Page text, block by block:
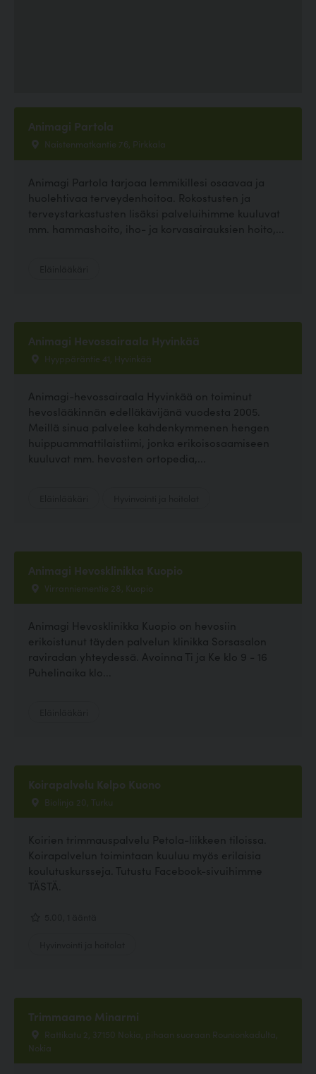
Animagi Partola
Naistenmatkantie 76, Pirkkala
Animagi Partola tarjoaa lemmikillesi osaavaa ja
huolehtivaa terveydenhoitoa. Rokostusten ja
terveystarkastusten lisäksi palveluihimme kuuluvat
mm. hammashoito, iho- ja korvasairauksien hoito,...
Animagi Hevossairaala Hyvinkää
Hyyppäräntie 41, Hyvinkää
Animagi-hevossairaala Hyvinkää on toiminut
hevoslääkinnän edelläkävijänä vuodesta 2005.
Meillä sinua palvelee kahdenkymmenen hengen
huippuammattilaistiimi, jonka erikoisosaamiseen
kuuluvat mm. hevosten ortopedia,...
Animagi Hevosklinikka Kuopio
Virranniementie 28, Kuopio
Animagi Hevosklinikka Kuopio on hevosiin
erikoistunut täyden palvelun klinikka Sorsasalon
raviradan yhteydessä. Avoinna Ti ja Ke klo 9 - 16
Puhelinaika klo...
Koirapalvelu Kelpo Kuono
Biolinja 20, Turku
Koirien trimmauspalvelu Petola-liikkeen tiloissa.
Koirapalvelun toimintaan kuuluu myös erilaisia
koulutuskursseja. Tutustu Facebook-sivuihimme
TÄSTÄ.
Trimmaamo Minarmi
Rattikatu 2, 37150 Nokia, pihaan suoraan Rounionkadulta,
Nokia